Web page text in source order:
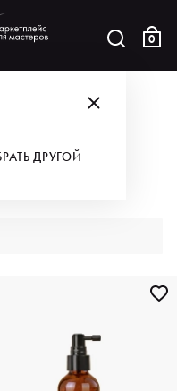
0
ДРУГОЙ
УХОД